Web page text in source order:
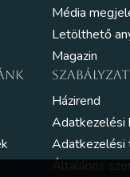
Média
Letölthető
Magazin
Házirend
Adatkezelési